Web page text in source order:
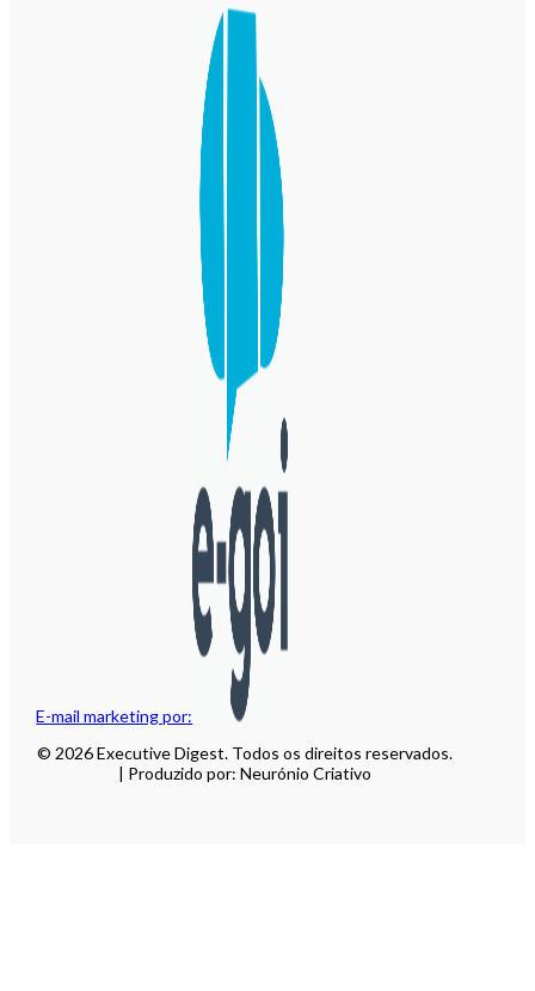
E-mail marketing por:
© 2026 Executive Digest. Todos os direitos reservados.
| Produzido por: Neurónio Criativo